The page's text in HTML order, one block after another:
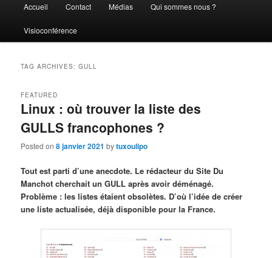
Accueil Contact Médias Qui sommes nous ?
Visioconférence
TAG ARCHIVES:GULL
Linux : où trouver la liste des
GULLS francophones ?
FEATURED
Posted on8 janvier 2021 bytuxoulipo
Tout est parti d’une anecdote. Le rédacteur du Site Du
Manchot cherchait un GULL après avoir déménagé.
Problème : les listes étaient obsolètes. D’où l’idée de créer
une liste actualisée, déjà disponible pour la France.